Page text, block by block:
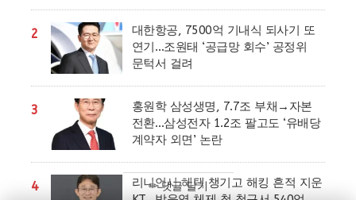
2
대한항공, 7500억 기내식 되사기 또
연기…조원태 ‘공급망 회수’ 공정위
문턱서 걸려
3
홍원학 삼성생명, 7.7조 부채→자본
전환…삼성전자 1.2조 팔고도 ‘유배당
계약자 외면’ 논란
4
리니언시 혜택 챙기고 해킹 흔적 지운
✏ 댓글 달기